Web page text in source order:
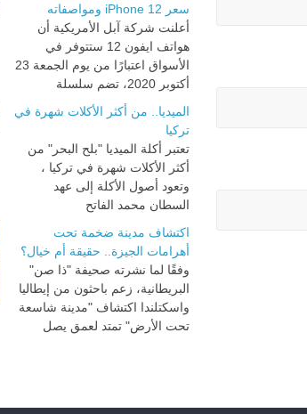
سعر iPhone 12 ومواصفاته
أعلنت شركة آبل الأمريكية أن
هواتف ايفون 12 ستتوفر في
الأسواق اعتبارًا من يوم الجمعة 23
أكتوبر 2020، تضم سلسلة
الميديا.. من أكثر الأكلات شهرة في
تركيا
تعتبر أكلة الميديا "بلح البحر" من
أكثر الأكلات شهرة في تركيا ،
وتعود أصول الأكلة إلى عهد
السطان محمد الفاتح
اكتشاف مدينة ضخمة تحت
أهرامات الجيزة.. حقيقة أم خيال؟
وفقًا لما نشرته صحيفة "ذا صن"
البريطانية، زعم باحثون من إيطاليا
واسكتلندا اكتشاف "مدينة شاسعة
تحت الأرض" تمتد لعمق يصل